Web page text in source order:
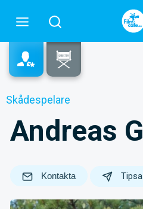
Skådespelare
Andreas G
Kontakta Tipsa